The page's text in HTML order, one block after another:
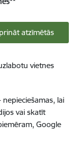
atzīmētās
vietnes
lai
vai skatīt
Google